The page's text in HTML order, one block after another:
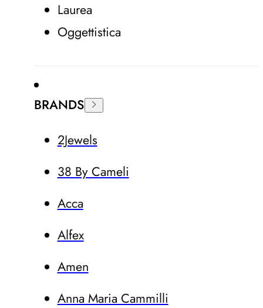
Laurea
Oggettistica
BRANDS
2Jewels
38 By Cameli
Acca
Alfex
Amen
Anna Maria Cammilli